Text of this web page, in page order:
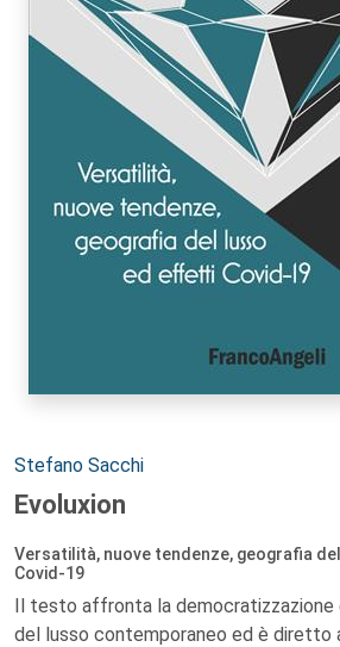
Autori:
Stefano Sacchi
Evoluxion
Versatilità, nuove tendenze, geografia
Covid-19
Il testo affronta la democratizzazione
del lusso contemporaneo ed è diretto